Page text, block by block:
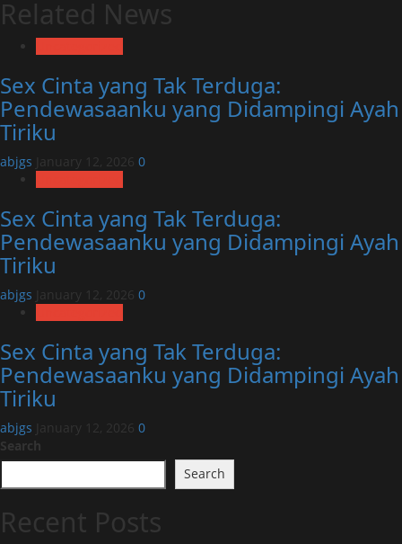
Related News
Sex Cinta yang Tak Terduga:
Pendewasaanku yang Didampingi Ayah
Tiriku
abjgs January 12, 2026 0
Sex Cinta yang Tak Terduga:
Pendewasaanku yang Didampingi Ayah
Tiriku
abjgs January 12, 2026 0
Sex Cinta yang Tak Terduga:
Pendewasaanku yang Didampingi Ayah
Tiriku
abjgs January 12, 2026 0
Search
Search
Recent Posts